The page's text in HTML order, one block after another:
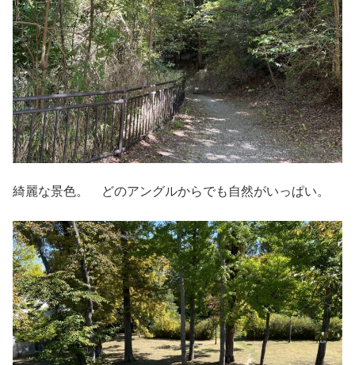
綺麗な景色。 どのアングルからでも自然がいっぱい。